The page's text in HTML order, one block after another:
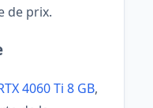
de prix.
4060 Ti 8 GB,